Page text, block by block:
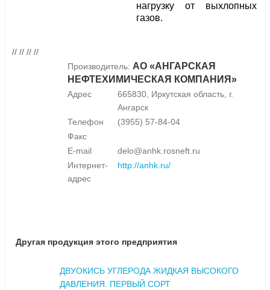
нагрузку от выхлопных
газов.
// // // //
Производитель: АО «АНГАРСКАЯ
НЕФТЕХИМИЧЕСКАЯ КОМПАНИЯ»
Адрес
665830, Иркутская область, г.
Ангарск
Телефон
(3955) 57-84-04
Факс
E-mail
delo@anhk.rosneft.ru
Интернет-
адрес
http://anhk.ru/
Другая продукция этого предприятия
ДВУОКИСЬ УГЛЕРОДА ЖИДКАЯ ВЫСОКОГО
ДАВЛЕНИЯ. ПЕРВЫЙ СОРТ